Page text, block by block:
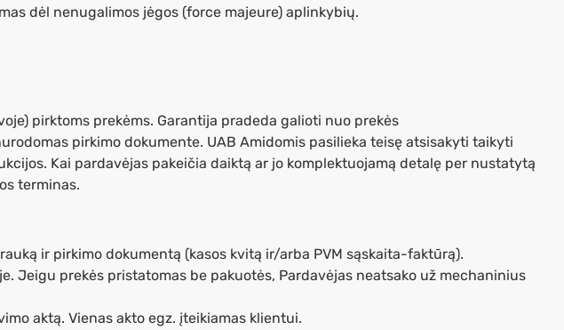
dėl nenugalimos jėgos (force majeure) aplinkybių.
pirktoms prekėms. Garantija pradeda galioti nuo prekės
pirkimo dokumente. UAB Amidomis pasilieka teisę atsisakyti taikyti
Kai pardavėjas pakeičia daiktą ar jo komplektuojamą detalę per nustatytą
terminas.
ir pirkimo dokumentą (kasos kvitą ir/arba PVM sąskaita-faktūrą).
prekės pristatomas be pakuotės, Pardavėjas neatsako už mechaninius
aktą. Vienas akto egz. įteikiamas klientui.